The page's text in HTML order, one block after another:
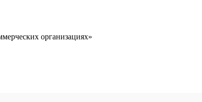
организациях»